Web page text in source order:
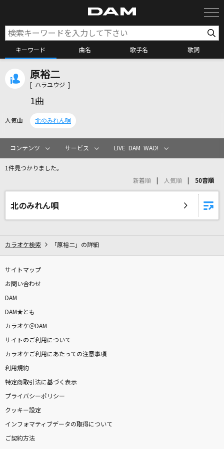
キーワード 曲名 歌手名 歌詞
カラオケリクエスト
リアルタイムで歌われている曲の一覧
米津玄師
[生音]3月9日
残酷な天使のテーゼ
高橋洋子
さよーならまたいつか！(ビデオクリップバージ
ョン)
どんなときも。
槇原敬之(Makihara)
原裕二
[ ハラユウジ ]
1曲
人気曲 北のみれん唄
コンテンツ サービス LIVE DAM WAO!
1件見つかりました。
新着順 人気順 50音順
北のみれん唄
カラオケ検索 「原裕二」の詳細
サイトマップ
お問い合わせ
DAM
DAM★とも
カラオケ＠DAM
サイトのご利用について
カラオケご利用にあたっての注意事項
利用規約
特定商取引法に基づく表示
プライバシーポリシー
クッキー設定
インフォマティブデータの取得について
ご契約方法